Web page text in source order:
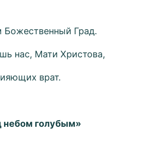
Град.
нас, Мати Христова,
врат.
небом голубым»